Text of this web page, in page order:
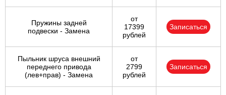
Пружины задней
подвески - Замена
от
17399
рублей
Записаться
Пыльник шруса внешний
переднего привода
(лев+прав) - Замена
от
2799
рублей
Записаться